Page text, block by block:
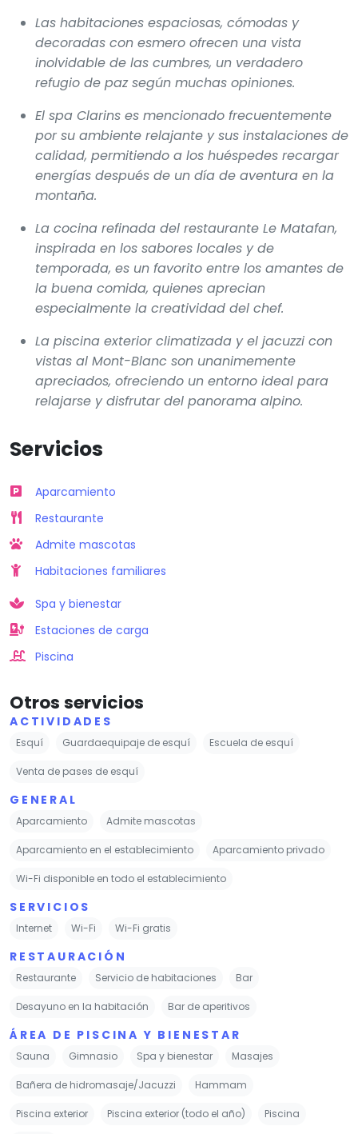
Las habitaciones espaciosas, cómodas y
decoradas con esmero ofrecen una vista
inolvidable de las cumbres, un verdadero
refugio de paz según muchas opiniones.
El spa Clarins es mencionado frecuentemente
por su ambiente relajante y sus instalaciones de
calidad, permitiendo a los huéspedes recargar
energías después de un día de aventura en la
montaña.
La cocina refinada del restaurante Le Matafan,
inspirada en los sabores locales y de
temporada, es un favorito entre los amantes de
la buena comida, quienes aprecian
especialmente la creatividad del chef.
La piscina exterior climatizada y el jacuzzi con
vistas al Mont-Blanc son unanimemente
apreciados, ofreciendo un entorno ideal para
relajarse y disfrutar del panorama alpino.
Servicios
Aparcamiento
Restaurante
Admite mascotas
Habitaciones familiares
Spa y bienestar
Estaciones de carga
Piscina
Otros servicios
ACTIVIDADES
Esquí Guardaequipaje de esquí Escuela de esquí
Venta de pases de esquí
GENERAL
Aparcamiento Admite mascotas
Aparcamiento en el establecimiento Aparcamiento privado
Wi-Fi disponible en todo el establecimiento
SERVICIOS
Internet Wi-Fi Wi-Fi gratis
RESTAURACIÓN
Restaurante Servicio de habitaciones Bar
Desayuno en la habitación Bar de aperitivos
ÁREA DE PISCINA Y BIENESTAR
Sauna Gimnasio Spa y bienestar Masajes
Bañera de hidromasaje/Jacuzzi Hammam
Piscina exterior Piscina exterior (todo el año) Piscina